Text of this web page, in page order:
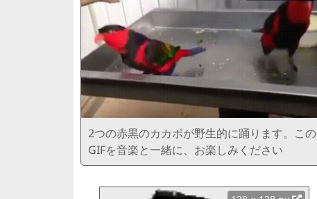
2つの赤黒のカカポが野生的に踊ります。この
GIFを音楽と一緒に、お楽しみください